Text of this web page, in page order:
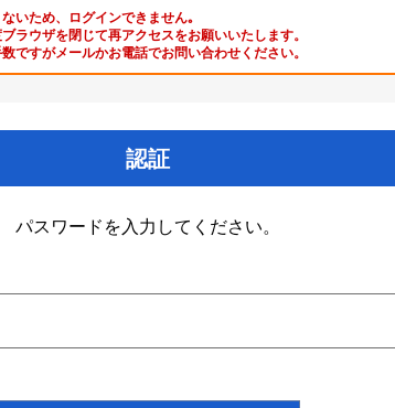
いため、ログインできません｡
ラウザを閉じて再アクセスをお願いいたします。
ですがメールかお電話でお問い合わせください。
認証
パスワードを入力してください。